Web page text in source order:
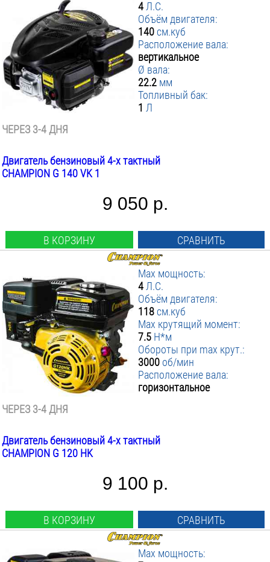
4 Л.С.
Объём двигателя:
140см.куб
Расположение вала:
вертикальное
Ø вала:
22.2 мм
Топливный бак:
1 Л
ЧЕРЕЗ 3-4 ДНЯ
Двигатель бензиновый 4-х тактный
CHAMPION G 140 VK 1
9 050 р.
В КОРЗИНУ СРАВНИТЬ
Max мощность:
4 Л.С.
Объём двигателя:
118см.куб
Max крутящий момент:
7.5 Н*м
Обороты при max крут.:
3000 об/мин
Расположение вала:
горизонтальное
ЧЕРЕЗ 3-4 ДНЯ
Двигатель бензиновый 4-х тактный
CHAMPION G 120 HK
9 100 р.
В КОРЗИНУ СРАВНИТЬ
Max мощность: